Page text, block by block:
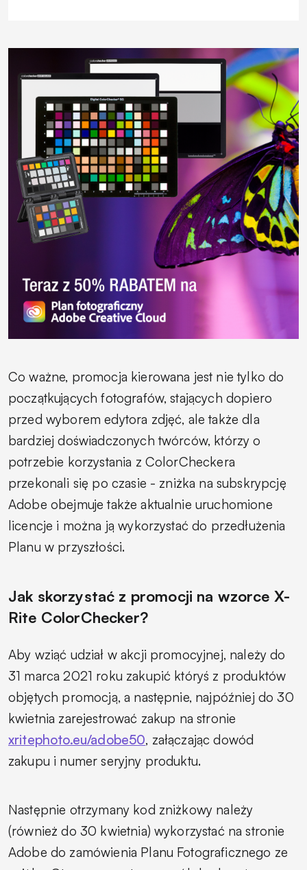
Co ważne, promocja kierowana jest nie tylko do
początkujących fotografów, stających dopiero
przed wyborem edytora zdjęć, ale także dla
bardziej doświadczonych twórców, którzy o
potrzebie korzystania z ColorCheckera
przekonali się po czasie - zniżka na subskrypcję
Adobe obejmuje także aktualnie uruchomione
licencje i można ją wykorzystać do przedłużenia
Planu w przyszłości.
Jak skorzystać z promocji na wzorce X-
Rite ColorChecker?
Aby wziąć udział w akcji promocyjnej, należy do
31 marca 2021 roku zakupić któryś z produktów
objętych promocją, a następnie, najpóźniej do 30
kwietnia zarejestrować zakup na stronie
xritephoto.eu/adobe50, załączając dowód
zakupu i numer seryjny produktu.
Następnie otrzymany kod zniżkowy należy
(również do 30 kwietnia) wykorzystać na stronie
Adobe do zamówienia Planu Fotograficznego ze